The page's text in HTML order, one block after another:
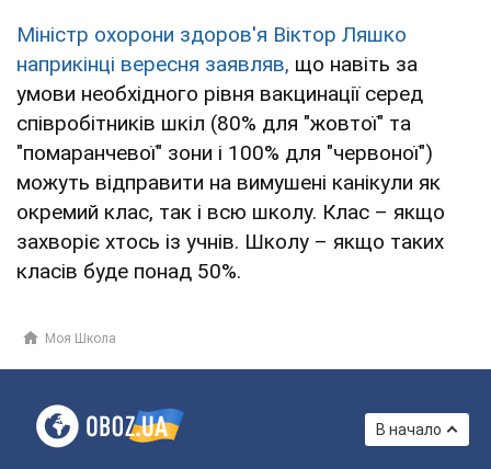
Міністр охорони здоров'я Віктор Ляшко
наприкінці вересня заявляв, що навіть за
умови необхідного рівня вакцинації серед
співробітників шкіл (80% для "жовтої" та
"помаранчевої" зони і 100% для "червоної")
можуть відправити на вимушені канікули як
окремий клас, так і всю школу. Клас – якщо
захворіє хтось із учнів. Школу – якщо таких
класів буде понад 50%.
Моя Школа
В начало